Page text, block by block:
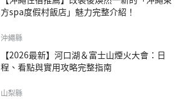
方spa度假村飯店」魅力完整介紹！
沖繩縣
【2026最新】河口湖＆富士山煙火大會：日
程、看點與實用攻略完整指南
山梨縣